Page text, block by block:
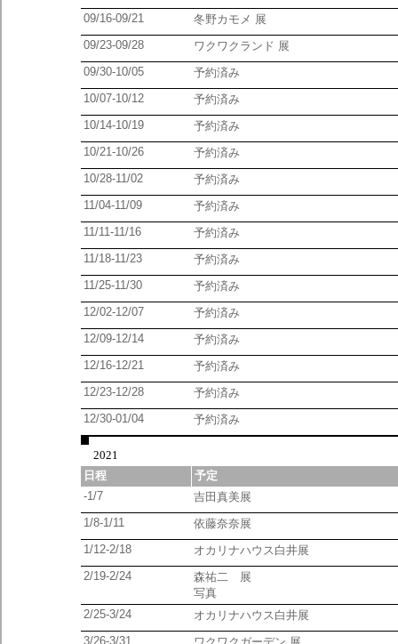
09/16-09/21
冬野カモメ 展
09/23-09/28
ワクワクランド 展
09/30-10/05
予約済み
10/07-10/12
予約済み
10/14-10/19
予約済み
10/21-10/26
予約済み
10/28-11/02
予約済み
11/04-11/09
予約済み
11/11-11/16
予約済み
11/18-11/23
予約済み
11/25-11/30
予約済み
12/02-12/07
予約済み
12/09-12/14
予約済み
12/16-12/21
予約済み
12/23-12/28
予約済み
12/30-01/04
予約済み
2021
日程
予定
-1/7
吉田真美展
1/8-1/11
依藤奈奈展
1/12-2/18
オカリナハウス白井展
2/19-2/24
森祐二 展
写真
2/25-3/24
オカリナハウス白井展
3/26-3/31